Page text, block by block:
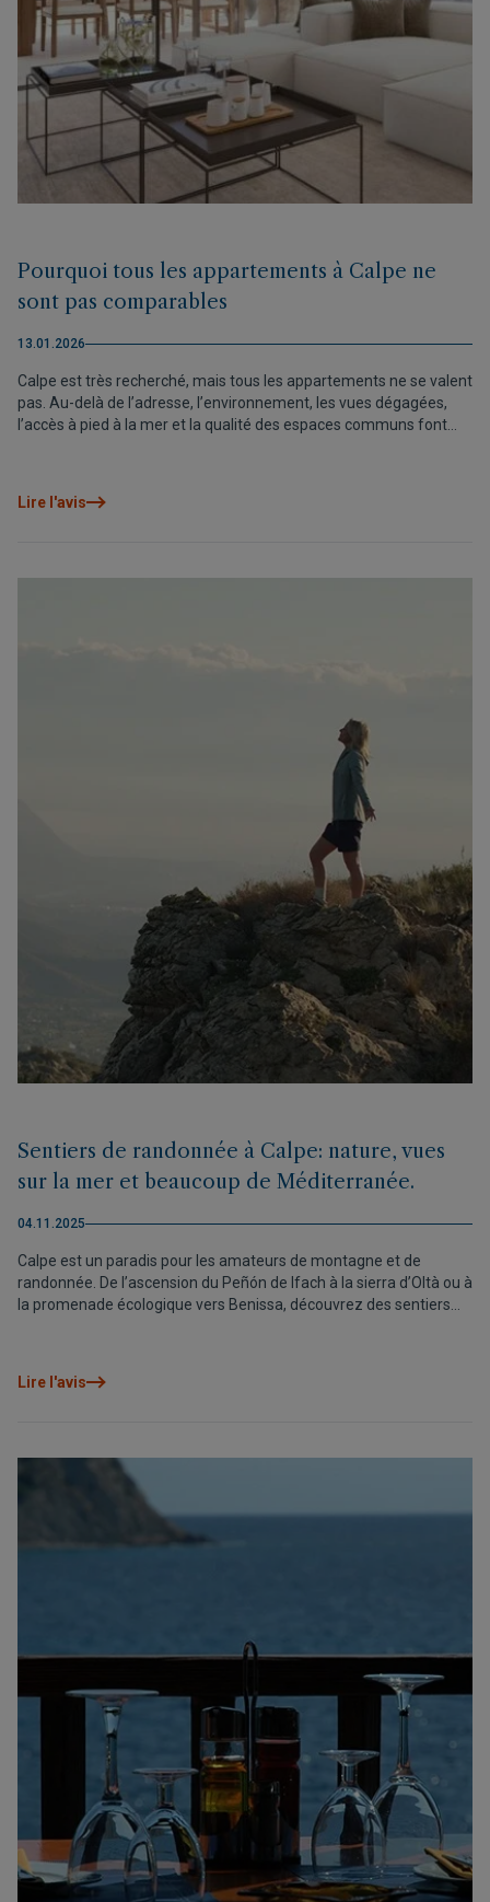
Pourquoi tous les appartements à Calpe ne
sont pas comparables
13.01.2026
Calpe est très recherché, mais tous les appartements ne se valent
pas. Au-delà de l’adresse, l’environnement, les vues dégagées,
l’accès à pied à la mer et la qualité des espaces communs font
Lire l'avis
Sentiers de randonnée à Calpe: nature, vues
sur la mer et beaucoup de Méditerranée.
04.11.2025
Calpe est un paradis pour les amateurs de montagne et de
randonnée. De l’ascension du Peñón de Ifach à la sierra d’Oltà ou à
la promenade écologique vers Benissa, découvrez des sentiers
Calpe Luxury Urban Resort.
Lire l'avis